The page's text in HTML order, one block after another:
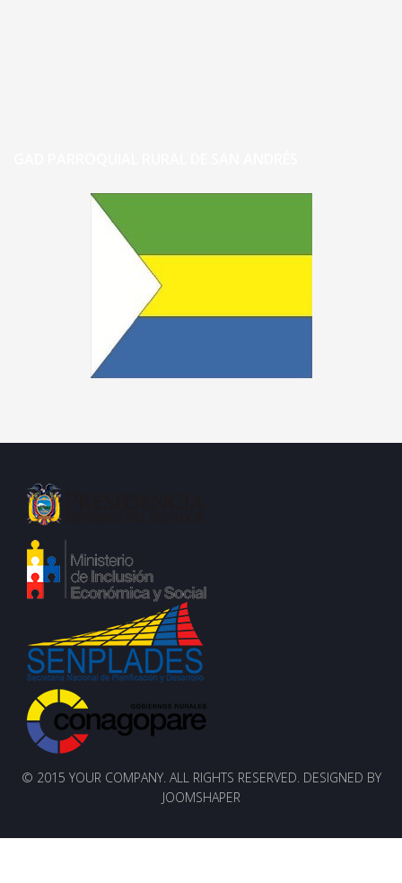
© 2015 YOUR COMPANY. ALL RIGHTS RESERVED. DESIGNED BY
JOOMSHAPER